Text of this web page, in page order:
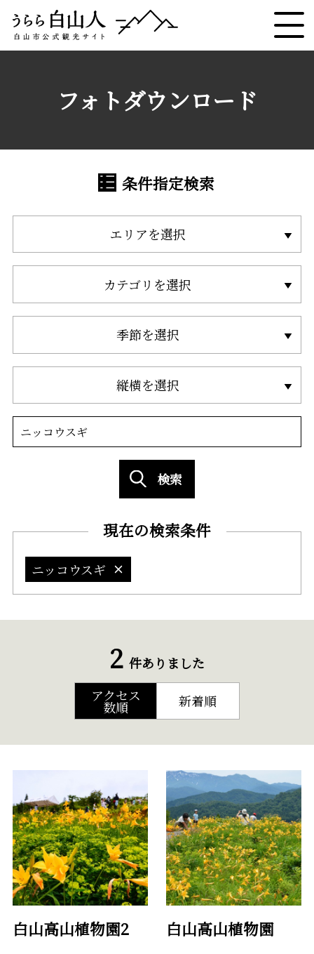
フォトダウンロード
条件指定検索
エリアを選択
カテゴリを選択
季節を選択
縦横を選択
検索
現在の検索条件
ニッコウスギ
2 件ありました
アクセス
数順 新着順
白山高山植物園2 白山高山植物園